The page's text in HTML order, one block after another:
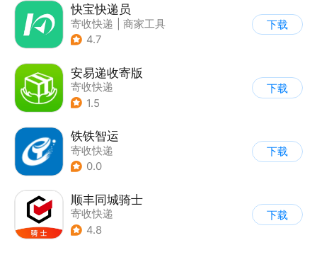
快宝快递员
寄收快递
商家工具
4.7
下载
安易递收寄版
寄收快递
1.5
下载
铁铁智运
寄收快递
0.0
下载
顺丰同城骑士
寄收快递
4.8
下载